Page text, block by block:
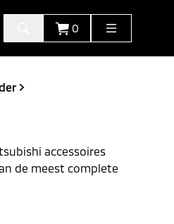
0
accessoires
de meest complete